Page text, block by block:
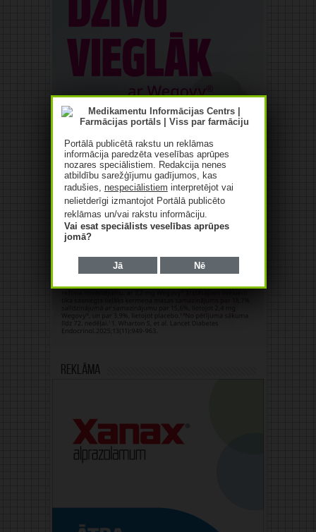
Reklāma
Portālā publicētā rakstu un reklāmas
informācija paredzēta veselības aprūpes
nozares speciālistiem. Redakcija nenes
atbildību sarežģījumu gadījumos, kas
radušies, nespeciālistiem interpretējot vai
nelietderīgi izmantojot Portālā publicēto
reklāmas un/vai rakstu informāciju.
Vai esat speciālists veselības aprūpes
jomā?
Jā Nē